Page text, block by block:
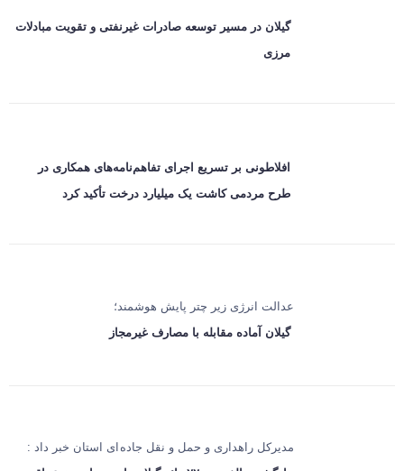
گیلان در مسیر توسعه صادرات غیرنفتی و تقویت مبادلات
مرزی
افلاطونی بر تسریع اجرای تفاهم‌نامه‌های همکاری در
طرح مردمی کاشت یک میلیارد درخت تأکید کرد
عدالت انرژی زیر چتر پایش هوشمند؛
گیلان آماده مقابله با مصارف غیرمجاز
مدیرکل راهداری و حمل و نقل جاده ای استان خبر داد :